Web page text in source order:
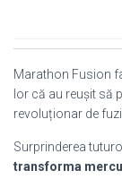
Marathon Fusion
lor că au reușit să
revoluționar de
Surprinderea
transforma